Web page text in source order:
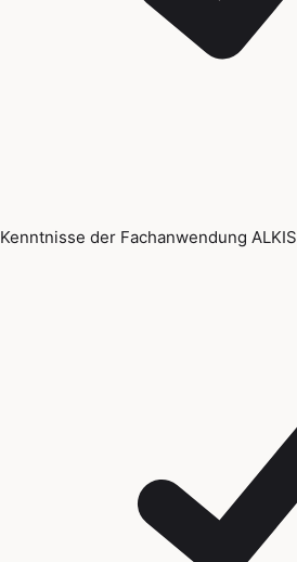
Kenntnisse der Fachanwendung ALKIS